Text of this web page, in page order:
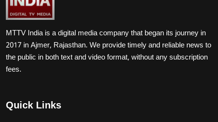
MTTV India is a digital media company that began its journey in
2017 in Ajmer, Rajasthan. We provide timely and reliable news to
the public in both text and video format, without any subscription
fees.
Quick Links